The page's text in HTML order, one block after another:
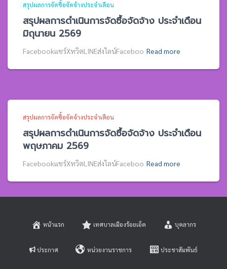
สรุปผลการจัดซื้อจัดจ้างประจำเดือน
สรุปผลการดำเนินการจัดซื้อจัดจ้าง ประจำเดือน
มิถุนายน 2569
Facebookแชร์XทวิตLINEส่งไลน์Faceboo Read more
สรุปผลการจัดซื้อจัดจ้างประจำเดือน
สรุปผลการดำเนินการจัดซื้อจัดจ้าง ประจำเดือน
พฤษภาคม 2569
Facebookแชร์XทวิตLINEส่งไลน์Faceboo Read more
หน้าแรก เทศบาลเมืองร้อยเอ็ด บุคลากร
ประกาศ หน่วยงานราชการ ประชาสัมพันธ์